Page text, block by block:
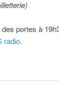
portes à
radio.